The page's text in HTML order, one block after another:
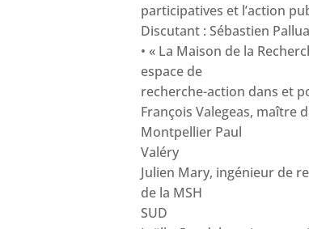
participatives et l’action
Discutant : Sébastien
• « La Maison de la
espace de
recherche-action dans et
François Valegeas, maître
Montpellier Paul
Valéry
Julien Mary, ingénieur de
de la MSH
SUD